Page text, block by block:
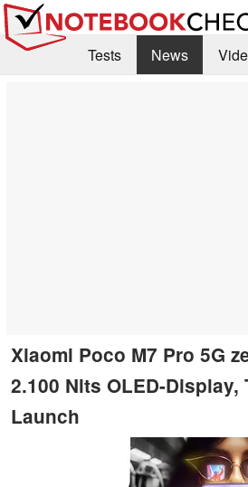
Tests News
Xiaomi Poco M7 Pro 5G
2.100 Nits OLED-Display,
Launch